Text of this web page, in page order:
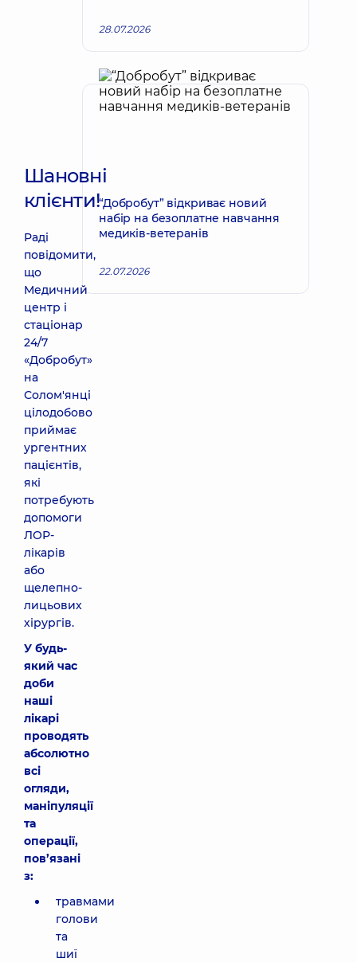
Шановні
клієнти!
Раді
повідомити,
що
Медичний
центр і
стаціонар
24/7
«Добробут»
на
Солом'янці
цілодобово
приймає
ургентних
пацієнтів,
які
потребують
допомоги
ЛОР-
лікарів
або
щелепно-
лицьових
хірургів.
У будь-
який час
доби
наші
лікарі
проводять
абсолютно
всі
огляди,
маніпуляції
та
операції,
пов’язані
з:
травмами
голови
та
шиї
28.07.2026
“Добробут” відкриває новий
набір на безоплатне навчання
медиків-ветеранів
22.07.2026